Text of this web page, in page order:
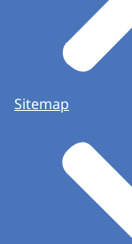
Sitemap